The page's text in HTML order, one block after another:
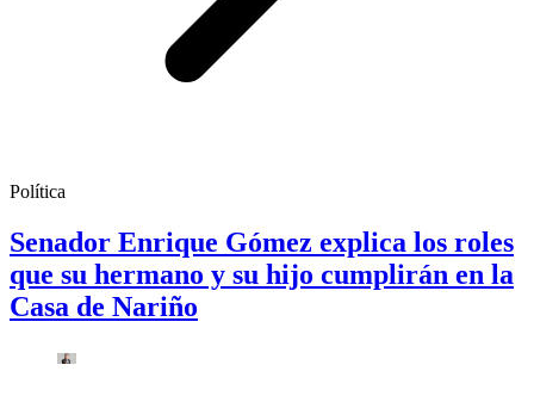
Política
Senador Enrique Gómez explica los roles
que su hermano y su hijo cumplirán en la
Casa de Nariño